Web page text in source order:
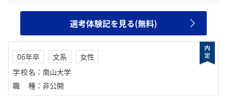
選考体験記を見る(無料)
06年卒 文系
女性
学校名 ： 南山大学
職種 ： 非公開